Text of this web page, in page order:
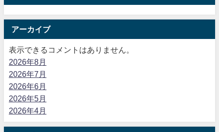
アーカイブ
表示できるコメントはありません。
2026年8月
2026年7月
2026年6月
2026年5月
2026年4月